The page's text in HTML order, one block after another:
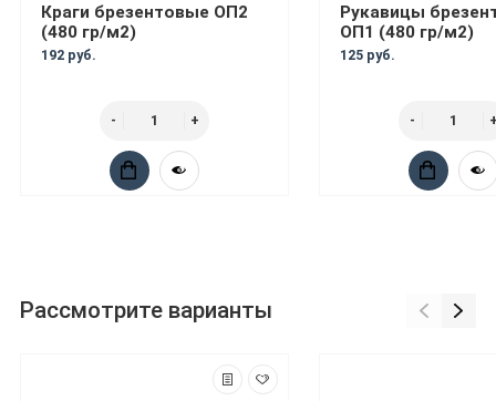
Краги брезентовые ОП2
(480 гр/м2)
192 руб.
Рукавицы
ОП1 (480 гр/м2)
125 руб.
Рассмотрите варианты